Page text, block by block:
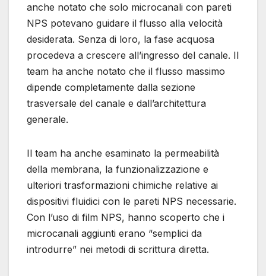
anche notato che solo microcanali con pareti
NPS potevano guidare il flusso alla velocità
desiderata. Senza di loro, la fase acquosa
procedeva a crescere all’ingresso del canale. Il
team ha anche notato che il flusso massimo
dipende completamente dalla sezione
trasversale del canale e dall’architettura
generale.
Il team ha anche esaminato la permeabilità
della membrana, la funzionalizzazione e
ulteriori trasformazioni chimiche relative ai
dispositivi fluidici con le pareti NPS necessarie.
Con l’uso di film NPS, hanno scoperto che i
microcanali aggiunti erano “semplici da
introdurre” nei metodi di scrittura diretta.